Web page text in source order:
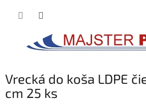
Vrecká do koša LDPE
cm 25 ks